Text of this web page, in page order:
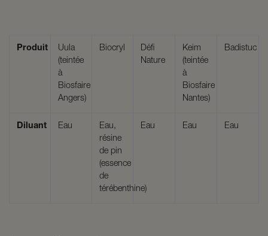
Produit
Uula
(teintée
à
Biosfaire
Angers)
Biocryl
Défi
Nature
Keim
(teintée
à
Biosfaire
Nantes)
Badistuc
Diluant Eau
Eau,
résine
de pin
(essence
de
térébenthine)
Eau Eau Eau